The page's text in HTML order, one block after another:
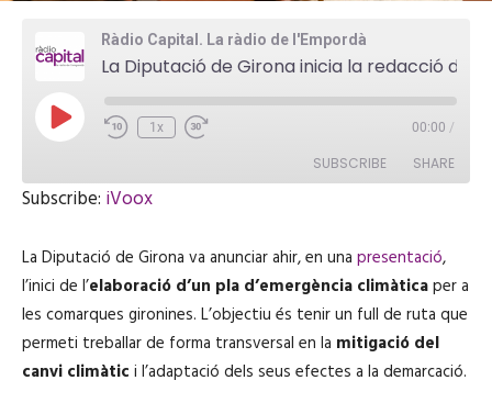
Ràdio Capital. La ràdio de l'Empordà
P
l
E
p
o
e
1x 00:00 /
SUBSCRIBE SHARE
RSS FEED
LINK
Subscribe: iVoox
La Diputació de Girona va anunciar ahir, en una presentació,
l’inici de l’elaboració d’un pla d’emergència climàticaper a
les comarques gironines. L’objectiu és tenir un full de ruta que
permeti treballar de forma transversal en la mitigació del
canvi climàtic i l’adaptació dels seus efectes a la demarcació.